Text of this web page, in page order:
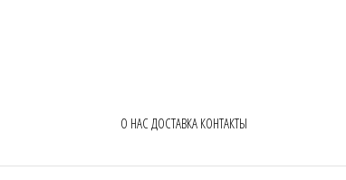
О НАС ДОСТАВКА КОНТАКТЫ